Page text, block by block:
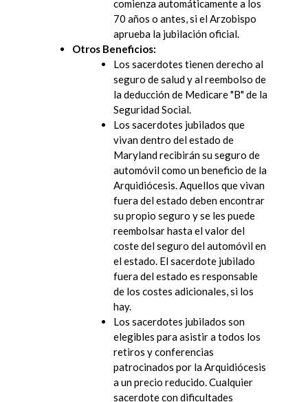
comienza automáticamente a los
70 años o antes, si el Arzobispo
aprueba la jubilación oficial.
Otros Beneficios:
Los sacerdotes tienen derecho al
seguro de salud y al reembolso de
la deducción de Medicare "B" de la
Seguridad Social.
Los sacerdotes jubilados que
vivan dentro del estado de
Maryland recibirán su seguro de
automóvil como un beneficio de la
Arquidiócesis. Aquellos que vivan
fuera del estado deben encontrar
su propio seguro y se les puede
reembolsar hasta el valor del
coste del seguro del automóvil en
el estado. El sacerdote jubilado
fuera del estado es responsable
de los costes adicionales, si los
hay.
Los sacerdotes jubilados son
elegibles para asistir a todos los
retiros y conferencias
patrocinados por la Arquidiócesis
a un precio reducido. Cualquier
sacerdote con dificultades